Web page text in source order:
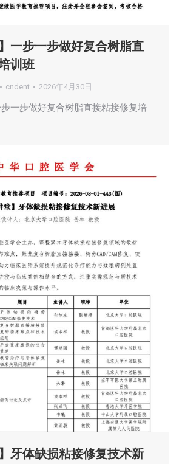
一步一步做好复合树脂直
训班
cndent 2026年4月30日
步一步做好复合树脂直接粘接修复培
牙体缺损粘接修复技术新